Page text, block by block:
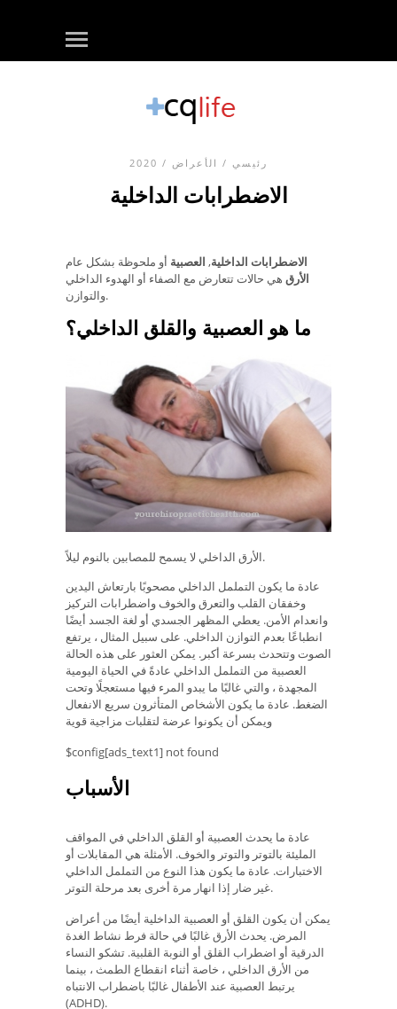
رئيسي / الأعراض / 2020
الاضطرابات الداخلية
الاضطرابات الداخلية, العصبية أو ملحوظة بشكل عام
الأرق هي حالات تتعارض مع الصفاء أو الهدوء الداخلي
والتوازن.
ما هو العصبية والقلق الداخلي؟
الأرق الداخلي لا يسمح للمصابين بالنوم ليلاً.
عادة ما يكون التململ الداخلي مصحوبًا بارتعاش اليدين
وخفقان القلب والتعرق والخوف واضطرابات التركيز
وانعدام الأمن. يعطي المظهر الجسدي أو لغة الجسد أيضًا
انطباعًا بعدم التوازن الداخلي. على سبيل المثال ، يرتفع
الصوت وتتحدث بسرعة أكبر. يمكن العثور على هذه الحالة
العصبية من التململ الداخلي عادةً في الحياة اليومية
المجهدة ، والتي غالبًا ما يبدو المرء فيها مستعجلًا وتحت
الضغط. عادة ما يكون الأشخاص المتأثرون سريع الانفعال
ويمكن أن يكونوا عرضة لتقلبات مزاجية قوية
$config[ads_text1] not found
الأسباب
عادة ما يحدث العصبية أو القلق الداخلي في المواقف
المليئة بالتوتر والتوتر والخوف. الأمثلة هي المقابلات أو
الاختبارات. عادة ما يكون هذا النوع من التململ الداخلي
غير ضار إذا انهار مرة أخرى بعد مرحلة التوتر.
يمكن أن يكون القلق أو العصبية الداخلية أيضًا من أعراض
المرض. يحدث الأرق غالبًا في حالة فرط نشاط الغدة
الدرقية أو اضطراب القلق أو النوبة القلبية. تشكو النساء
من الأرق الداخلي ، خاصة أثناء انقطاع الطمث ، بينما
يرتبط العصبية عند الأطفال غالبًا باضطراب الانتباه
(ADHD).